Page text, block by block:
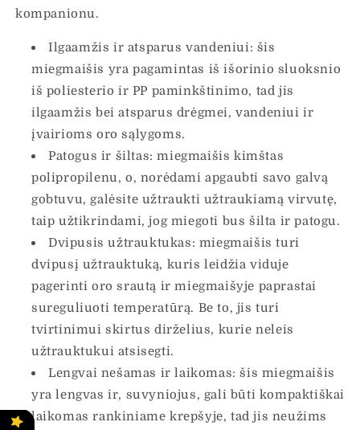
kompanionu.
Ilgaamžis ir atsparus vandeniui: šis
miegmaišis yra pagamintas iš išorinio sluoksnio
iš poliesterio ir PP paminkštinimo, tad jis
ilgaamžis bei atsparus drėgmei, vandeniui ir
įvairioms oro sąlygoms.
Patogus ir šiltas: miegmaišis kimštas
polipropilenu, o, norėdami apgaubti savo galvą
gobtuvu, galėsite užtraukti užtraukiamą virvutę,
taip užtikrindami, jog miegoti bus šilta ir patogu.
Dvipusis užtrauktukas: miegmaišis turi
dvipusį užtrauktuką, kuris leidžia viduje
pagerinti oro srautą ir miegmaišyje paprastai
sureguliuoti temperatūrą. Be to, jis turi
tvirtinimui skirtus dirželius, kurie neleis
užtrauktukui atsisegti.
Lengvai nešamas ir laikomas: šis miegmaišis
yra lengvas ir, suvyniojus, gali būti kompaktiškai
laikomas rankiniame krepšyje, tad jis neužims